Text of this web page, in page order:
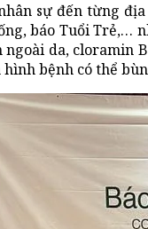
sự đến từng
báo Tuổi Trẻ,…
da, cloramin
bệnh có thể